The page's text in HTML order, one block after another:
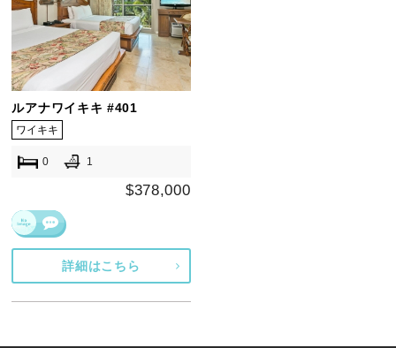
ルアナワイキキ #401
ワイキキ
0 1
$378,000
詳細はこちら